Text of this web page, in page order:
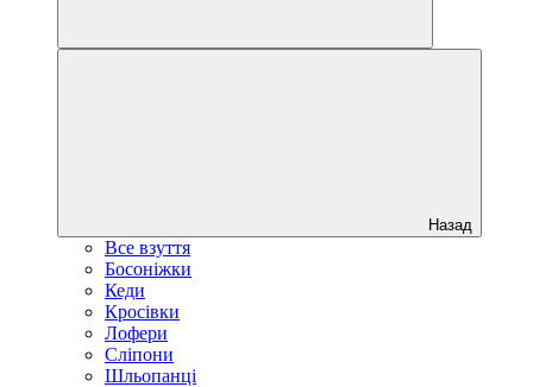
Назад
Все взуття
Босоніжки
Кеди
Кросівки
Лофери
Сліпони
Шльопанці